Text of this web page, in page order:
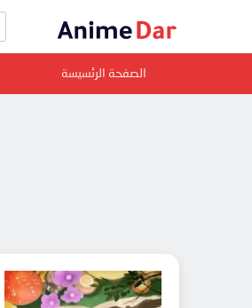
الصفحة الرئسيسة